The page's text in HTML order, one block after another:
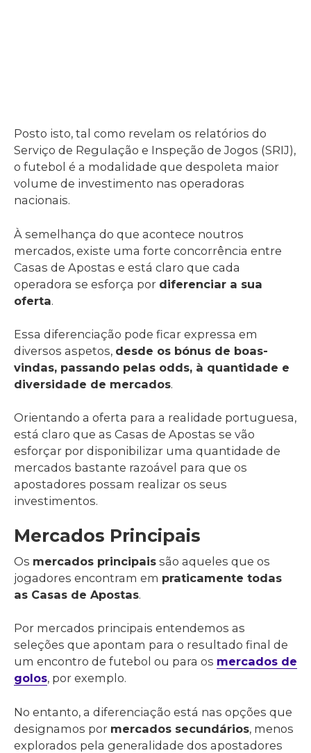
Posto isto, tal como revelam os relatórios do
Serviço de Regulação e Inspeção de Jogos (SRIJ),
o futebol é a modalidade que despoleta maior
volume de investimento nas operadoras
nacionais.
À semelhança do que acontece noutros
mercados, existe uma forte concorrência entre
Casas de Apostas e está claro que cada
operadora se esforça por diferenciar a sua
oferta.
Essa diferenciação pode ficar expressa em
diversos aspetos, desde os bónus de boas-
vindas, passando pelas odds, à quantidade e
diversidade de mercados.
Orientando a oferta para a realidade portuguesa,
está claro que as Casas de Apostas se vão
esforçar por disponibilizar uma quantidade de
mercados bastante razoável para que os
apostadores possam realizar os seus
investimentos.
Mercados Principais
Os mercados principais são aqueles que os
jogadores encontram em praticamente todas
as Casas de Apostas.
Por mercados principais entendemos as
seleções que apontam para o resultado final de
um encontro de futebol ou para os mercados de
golos, por exemplo.
No entanto, a diferenciação está nas opções que
designamos por mercados secundários, menos
explorados pela generalidade dos apostadores